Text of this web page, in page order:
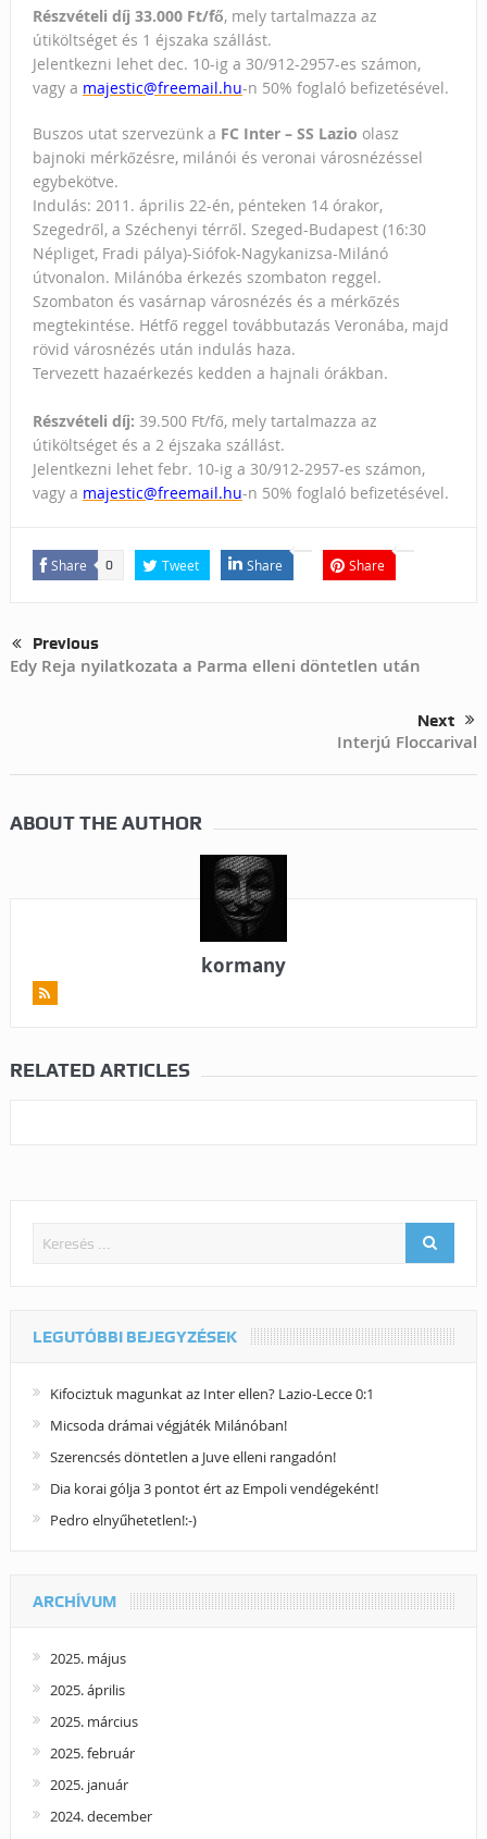
Részvételi díj 33.000 Ft/fő, mely tartalmazza az
útiköltséget és 1 éjszaka szállást.
Jelentkezni lehet dec. 10-ig a 30/912-2957-es számon,
vagy a majestic@freemail.hu-n 50% foglaló befizetésével.
Buszos utat szervezünk a FC Inter – SS Lazio olasz
bajnoki mérkőzésre, milánói és veronai városnézéssel
egybekötve.
Indulás: 2011. április 22-én, pénteken 14 órakor,
Szegedről, a Széchenyi térről. Szeged-Budapest (16:30
Népliget, Fradi pálya)-Siófok-Nagykanizsa-Milánó
útvonalon. Milánóba érkezés szombaton reggel.
Szombaton és vasárnap városnézés és a mérkőzés
megtekintése. Hétfő reggel továbbutazás Veronába, majd
rövid városnézés után indulás haza.
Tervezett hazaérkezés kedden a hajnali órákban.
Részvételi díj: 39.500 Ft/fő, mely tartalmazza az
útiköltséget és a 2 éjszaka szállást.
Jelentkezni lehet febr. 10-ig a 30/912-2957-es számon,
vagy a majestic@freemail.hu-n 50% foglaló befizetésével.
Share 0 Tweet Share Share
Previous
Edy Reja nyilatkozata a Parma elleni döntetlen után
Next
Interjú Floccarival
ABOUT THE AUTHOR
kormany
RELATED ARTICLES
LEGUTÓBBI BEJEGYZÉSEK
Kifociztuk magunkat az Inter ellen? Lazio-Lecce 0:1
Micsoda drámai végjáték Milánóban!
Szerencsés döntetlen a Juve elleni rangadón!
Dia korai gólja 3 pontot ért az Empoli vendégeként!
Pedro elnyűhetetlen!:-)
ARCHÍVUM
2025. május
2025. április
2025. március
2025. február
2025. január
2024. december